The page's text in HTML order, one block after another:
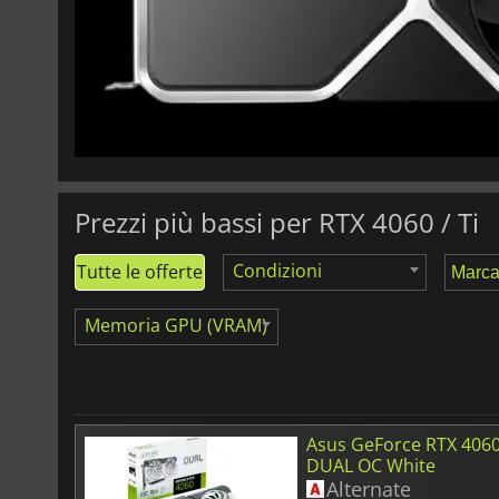
Prezzi più bassi per RTX 4060 / Ti
Tutte le offerte Condizioni
Memoria GPU (VRAM)
Asus GeForce RTX
DUAL OC White
Alternate